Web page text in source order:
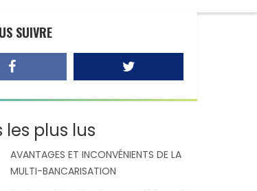
SUIVRE
les plus lus
AVANTAGES ET INCONVÉNIENTS DE LA
MULTI-BANCARISATION